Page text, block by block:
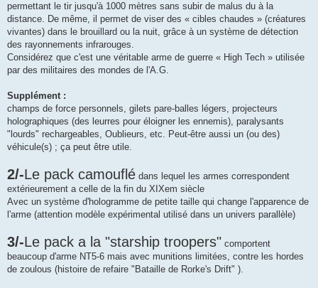
permettant le tir jusqu'à 1000 mètres sans subir de malus du à la
distance. De même, il permet de viser des « cibles chaudes » (créatures
vivantes) dans le brouillard ou la nuit, grâce à un système de détection
des rayonnements infrarouges.
Considérez que c'est une véritable arme de guerre « High Tech » utilisée
par des militaires des mondes de l'A.G.
Supplément :
champs de force personnels, gilets pare-balles légers, projecteurs
holographiques (des leurres pour éloigner les ennemis), paralysants
"lourds" rechargeables, Oublieurs, etc. Peut-être aussi un (ou des)
véhicule(s) ; ça peut être utile.
2/-Le pack camouflé dans lequel les armes correspondent
extérieurement a celle de la fin du XIXem siècle
Avec un système d'hologramme de petite taille qui change l'apparence de
l'arme (attention modèle expérimental utilisé dans un univers parallèle)
3/-Le pack a la "starship troopers" comportent
beaucoup d'arme NT5-6 mais avec munitions limitées, contre les hordes
de zoulous (histoire de refaire "Bataille de Rorke's Drift" ).